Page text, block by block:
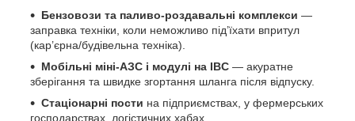
Бензовози та паливо-роздавальні комплекси —
заправка техніки, коли неможливо під’їхати впритул
(кар’єрна/будівельна техніка).
Мобільні міні-АЗС і модулі на IBC — акуратне
зберігання та швидке згортання шланга після відпуску.
Стаціонарні пости на підприємствах, у фермерських
господарствах, логістичних хабах.